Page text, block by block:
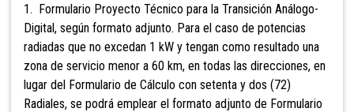
1. Formulario Proyecto Técnico para la Transición Análogo-
Digital, según formato adjunto. Para el caso de potencias
radiadas que no excedan 1 kW y tengan como resultado una
zona de servicio menor a 60 km, en todas las direcciones, en
lugar del Formulario de Cálculo con setenta y dos (72)
Radiales, se podrá emplear el formato adjunto de Formulario